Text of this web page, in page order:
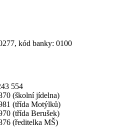
kód banky: 0100
554
(školní jídelna)
(třída Motýlků)
(třída Berušek)
(ředitelka MŠ)